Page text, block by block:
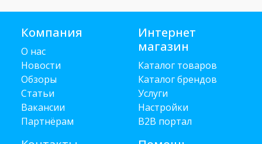
Компания
О нас
Новости
Обзоры
Статьи
Вакансии
Партнёрам
Интернет
магазин
Каталог товаров
Каталог брендов
Услуги
Настройки
B2B портал